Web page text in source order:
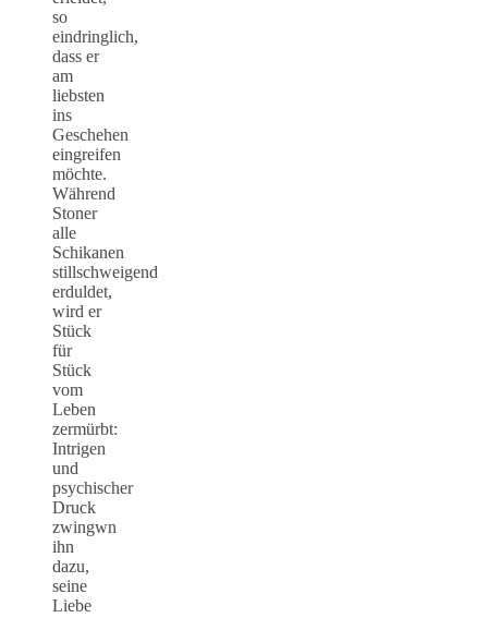
so
eindringlich,
dass er
am
liebsten
ins
Geschehen
eingreifen
möchte.
Während
Stoner
alle
Schikanen
stillschweigend
erduldet,
wird er
Stück
für
Stück
vom
Leben
zermürbt:
Intrigen
und
psychischer
Druck
zwingwn
ihn
dazu,
seine
Liebe